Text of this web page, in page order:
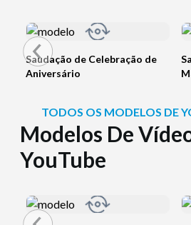
Saudação de Celebração de
Aniversário
TODOS OS MODELOS DE
Modelos De
YouTube